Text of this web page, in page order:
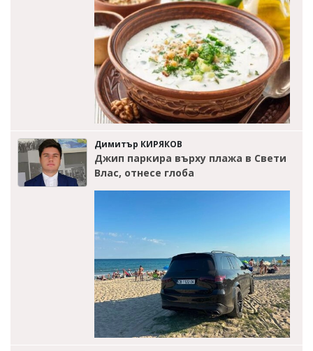
Димитър КИРЯКОВ
Джип паркира върху плажа в Свети
Влас, отнесе глоба